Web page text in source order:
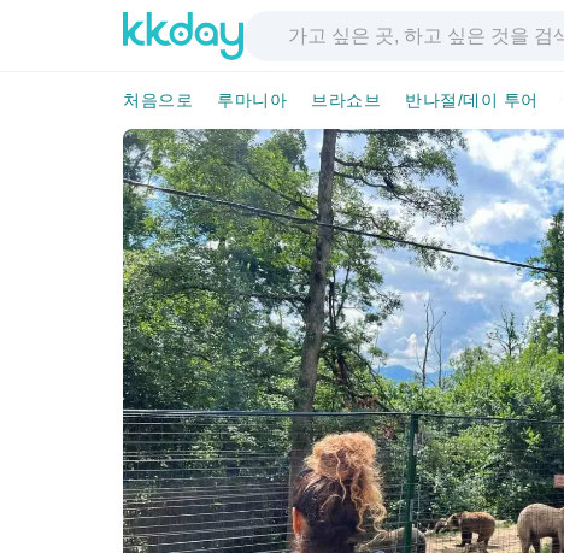
처음으로 루마니아 브라쇼브 반나절/데이 투어